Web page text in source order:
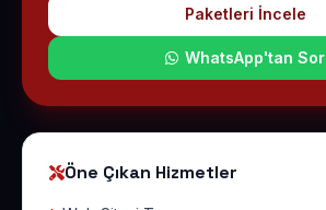
Paketleri İncele
WhatsApp'tan Sor
Öne Çıkan Hizmetler